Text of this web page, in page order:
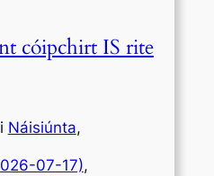
cóipchirt IS rite
i Náisiúnta,
07-17)